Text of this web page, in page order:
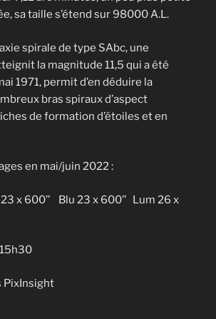
sa taille s’étend sur 98000 A.L.
spirale de type SAbc, une
la magnitude 11,5 qui a été
1971, permit d’en déduire la
bras spiraux d’aspect
de formation d’étoiles et en
en mai/juin 2022 :
23 x 600’’ Blu 23 x 600’’ Lum 26 x
PixInsight